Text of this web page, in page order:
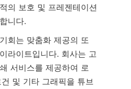
의 보호 및 프레젠테이션
니다.
회는 맞춤화 제공의 또
라이트입니다. 회사는 고
서비스를 제공하여 로
및 기타 그래픽을 튜브